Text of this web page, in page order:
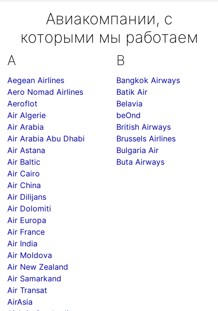
Авиакомпании, с
которыми мы работаем
A
Aegean Airlines
Aero Nomad Airlines
Aeroflot
Air Algerie
Air Arabia
Air Arabia Abu Dhabi
Air Astana
Air Baltic
Air Cairo
Air China
Air Dilijans
Air Dolomiti
Air Europa
Air France
Air India
Air Moldova
Air New Zealand
Air Samarkand
Air Transat
AirAsia
B
Bangkok Airways
Batik Air
Belavia
beOnd
British Airways
Brussels Airlines
Bulgaria Air
Buta Airways